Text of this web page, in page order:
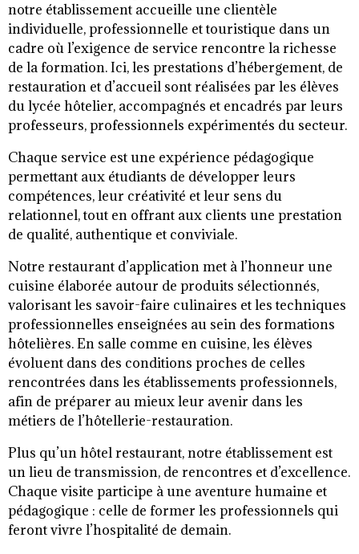
notre établissement accueille une clientèle
individuelle, professionnelle et touristique dans un
cadre où l’exigence de service rencontre la richesse
de la formation. Ici, les prestations d’hébergement, de
restauration et d’accueil sont réalisées par les élèves
du lycée hôtelier, accompagnés et encadrés par leurs
professeurs, professionnels expérimentés du secteur.
Chaque service est une expérience pédagogique
permettant aux étudiants de développer leurs
compétences, leur créativité et leur sens du
relationnel, tout en offrant aux clients une prestation
de qualité, authentique et conviviale.
Notre restaurant d’application met à l’honneur une
cuisine élaborée autour de produits sélectionnés,
valorisant les savoir-faire culinaires et les techniques
professionnelles enseignées au sein des formations
hôtelières. En salle comme en cuisine, les élèves
évoluent dans des conditions proches de celles
rencontrées dans les établissements professionnels,
afin de préparer au mieux leur avenir dans les
métiers de l’hôtellerie-restauration.
Plus qu’un hôtel restaurant, notre établissement est
un lieu de transmission, de rencontres et d’excellence.
Chaque visite participe à une aventure humaine et
pédagogique : celle de former les professionnels qui
feront vivre l’hospitalité de demain.